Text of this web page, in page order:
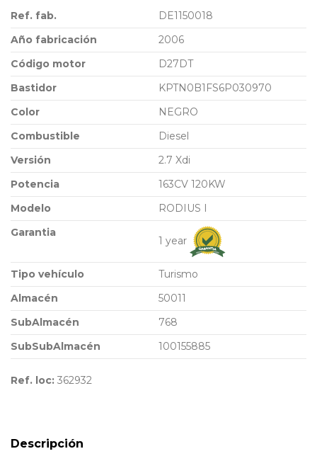
Ref. fab.
DE1150018
Año fabricación
2006
Código motor
D27DT
Bastidor
KPTN0B1FS6P030970
Color
NEGRO
Combustible
Diesel
Versión
2.7 Xdi
Potencia
163CV 120KW
Modelo
RODIUS I
Garantia
1 year
Tipo vehículo
Turismo
Almacén
50011
SubAlmacén
768
SubSubAlmacén
100155885
Ref. loc: 362932
Descripción